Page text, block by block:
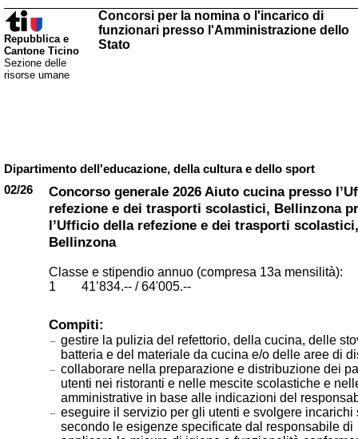
Repubblica e
Cantone Ticino
Sezione delle
risorse umane
Concorsi per la nomina o l'incarico di
funzionari presso l'Amministrazione dello
Stato
Dipartimento dell'educazione, della cultura e dello sport
02/26
Concorso generale 2026 Aiuto cucina presso
refezione e dei trasporti scolastici, Bellinzona
l’Ufficio della refezione e dei trasporti scolastici,
Bellinzona
Classe e stipendio annuo (compresa 13a mensilità):
1 41’834.-- / 64'005.--
Compiti:
gestire la pulizia del refettorio, della cucina, delle
batteria e del materiale da cucina e/o delle aree di
collaborare nella preparazione e distribuzione dei
utenti nei ristoranti e nelle mescite scolastiche e
amministrative in base alle indicazioni del
eseguire il servizio per gli utenti e svolgere incarichi
secondo le esigenze specificate dal responsabile